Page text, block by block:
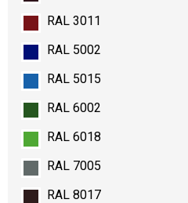
RAL 3011
RAL 5002
RAL 5015
RAL 6002
RAL 6018
RAL 7005
RAL 8017